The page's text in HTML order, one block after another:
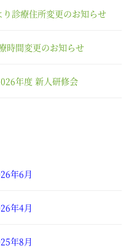
り診療住所変更のお知らせ
時間変更のお知らせ
年度 新人研修会
年6月
年4月
年8月